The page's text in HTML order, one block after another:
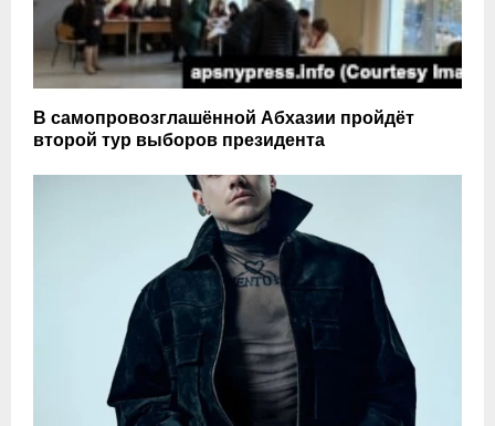
В самопровозглашённой Абхазии пройдёт
второй тур выборов президента